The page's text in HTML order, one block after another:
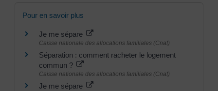
Pour en savoir plus
Je me sépare
Caisse nationale des allocations familiales (Cnaf)
Séparation : comment racheter le logement
commun ?
Caisse nationale des allocations familiales (Cnaf)
Je me sépare